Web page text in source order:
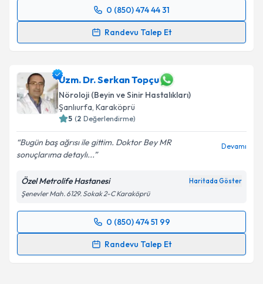
kapsamda işlenmesini kabul ediyorum.
Takvim Talebini Gönder
0 (850) 474 44 31
Randevu Talep Et
Randevu Takvimi Talebi
takvim hazırlandığında e-posta ile bilgilendireceğiz.
E-posta Adresiniz
Kişisel verilerimin işlenmesine ilişkin
kapsamda işlenmesini kabul ediyorum.
Takvim Talebini Gönder
Uzm. Dr. Serkan Topçu
Nöroloji (Beyin ve Sinir Hastalıkları)
Şanlıurfa, Karaköprü
5 (2 Değerlendirme)
Bugün baş ağrısı ile gittim. Doktor Bey MR
sonuçlarıma detaylı...
Devamı
Özel Metrolife Hastanesi Haritada Göster
Şenevler Mah. 6129. Sokak 2-C Karaköprü
0 (850) 474 51 99
Randevu Talep Et
Randevu Takvimi Talebi